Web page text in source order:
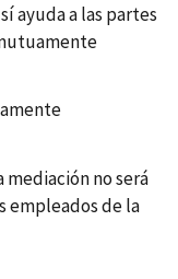
ayuda a las partes
no será
empleados de la